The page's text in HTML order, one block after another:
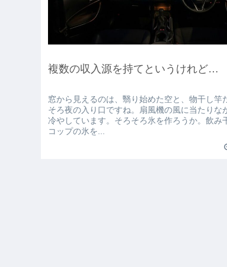
複数の収入源を持てというけれど…
窓から見えるのは、翳り始めた空と、物干し竿
そろ夜の入り口ですね。扇風機の風に当たりな
冷やしています。そろそろ氷を作ろうか。飲み
コップの氷を...